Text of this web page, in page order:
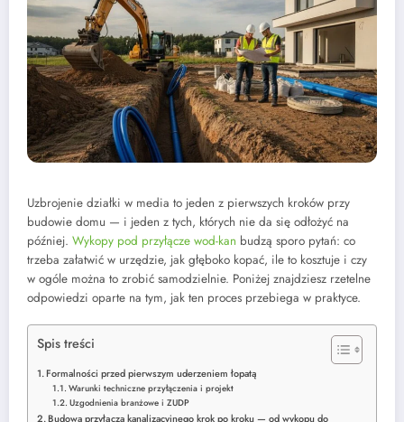
Uzbrojenie działki w media to jeden z pierwszych kroków przy
budowie domu — i jeden z tych, których nie da się odłożyć na
później. Wykopy pod przyłącze wod-kan budzą sporo pytań: co
trzeba załatwić w urzędzie, jak głęboko kopać, ile to kosztuje i czy
w ogóle można to zrobić samodzielnie. Poniżej znajdziesz rzetelne
odpowiedzi oparte na tym, jak ten proces przebiega w praktyce.
Spis treści
Formalności przed pierwszym uderzeniem łopatą
Warunki techniczne przyłączenia i projekt
Uzgodnienia branżowe i ZUDP
Budowa przyłącza kanalizacyjnego krok po kroku — od wykopu do